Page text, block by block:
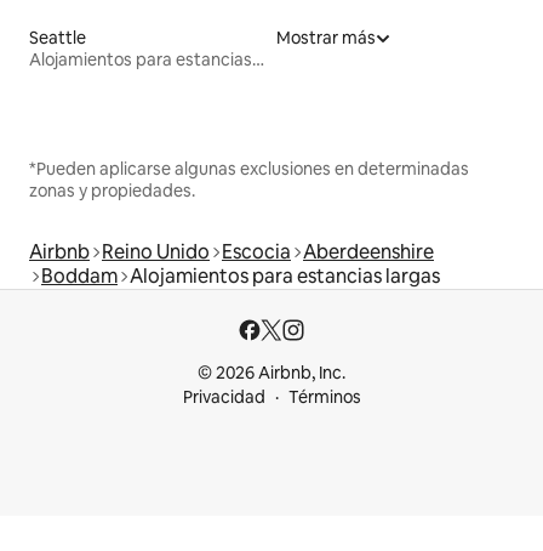
Seattle
Alojamientos para estancias largas
Mostrar más
*Pueden aplicarse algunas exclusiones en determinadas
zonas y propiedades.
Airbnb Reino Unido Escocia Aberdeenshire
Boddam Alojamientos para estancias largas
© 2026 Airbnb, Inc.
Privacidad
Términos